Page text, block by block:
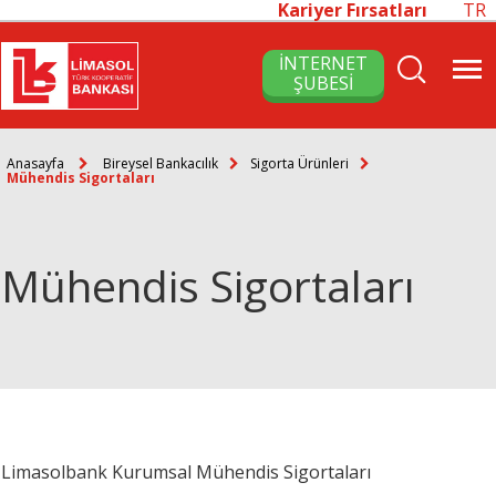
Kariyer Fırsatları TR
İNTERNET
ŞUBESİ
Anasayfa Bireysel Bankacılık Sigorta Ürünleri
Mühendis Sigortaları
Mühendis Sigortaları
Limasolbank Kurumsal Mühendis Sigortaları